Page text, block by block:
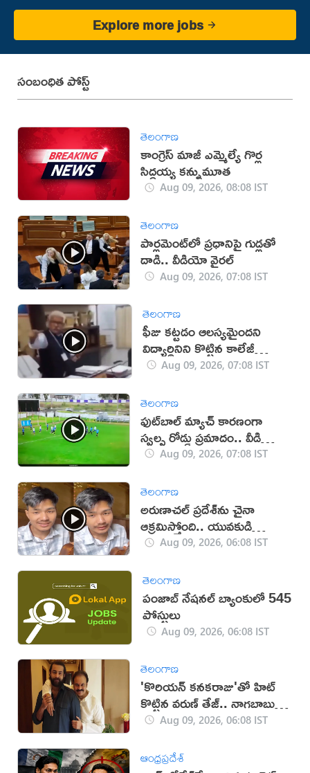
Explore more jobs
సంబంధిత పోస్ట్
తెలంగాణ
కాంగ్రెస్ మాజీ ఎమ్మెల్యే గొర్ల
సిద్ధయ్య కన్నుమూత
Aug 09, 2026, 08:08 IST
తెలంగాణ
పార్లమెంట్‌లో ప్రధానిపై గుడ్లతో
దాడి.. వీడియో వైరల్
Aug 09, 2026, 07:08 IST
తెలంగాణ
ఫీజు కట్టడం ఆలస్యమైందని
విద్యార్థినిని కొట్టిన కాలేజీ
యాజమాన్యం!(వీడియో)
Aug 09, 2026, 07:08 IST
తెలంగాణ
ఫుట్‌బాల్ మ్యాచ్‌ కారణంగా
స్వల్ప రోడ్డు ప్రమాదం.. వీడియో
వైరల్!Aug 09, 2026, 07:08 IST
తెలంగాణ
అరుణాచల్‌ ప్రదేశ్‌ను చైనా
ఆక్రమిస్తోంది.. యువకుడి
వీడియో వైరల్
Aug 09, 2026, 06:08 IST
తెలంగాణ
పంజాబ్ నేషనల్ బ్యాంకులో 545
పోస్టులు
Aug 09, 2026, 06:08 IST
తెలంగాణ
'కొరియన్ కనకరాజు'తో హిట్
కొట్టిన వరుణ్ తేజ్.. నాగబాబు
ఎమోషనల్ పోస్ట్
Aug 09, 2026, 06:08 IST
ఆంధ్రప్రదేశ్